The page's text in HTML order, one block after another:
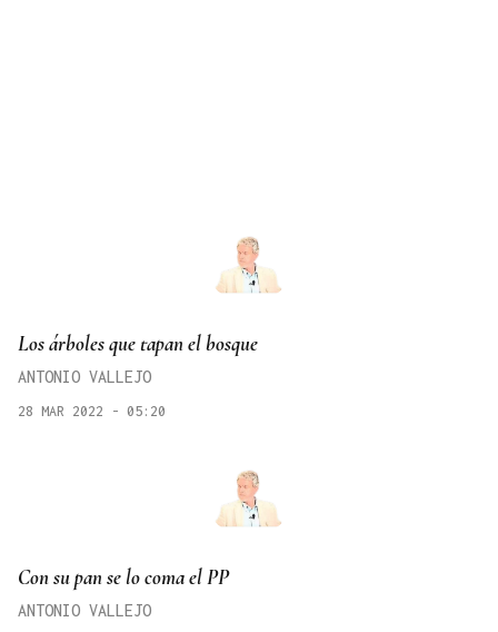
Los árboles que tapan el bosque
ANTONIO VALLEJO
28 MAR 2022 - 05:20
Con su pan se lo coma el PP
ANTONIO VALLEJO